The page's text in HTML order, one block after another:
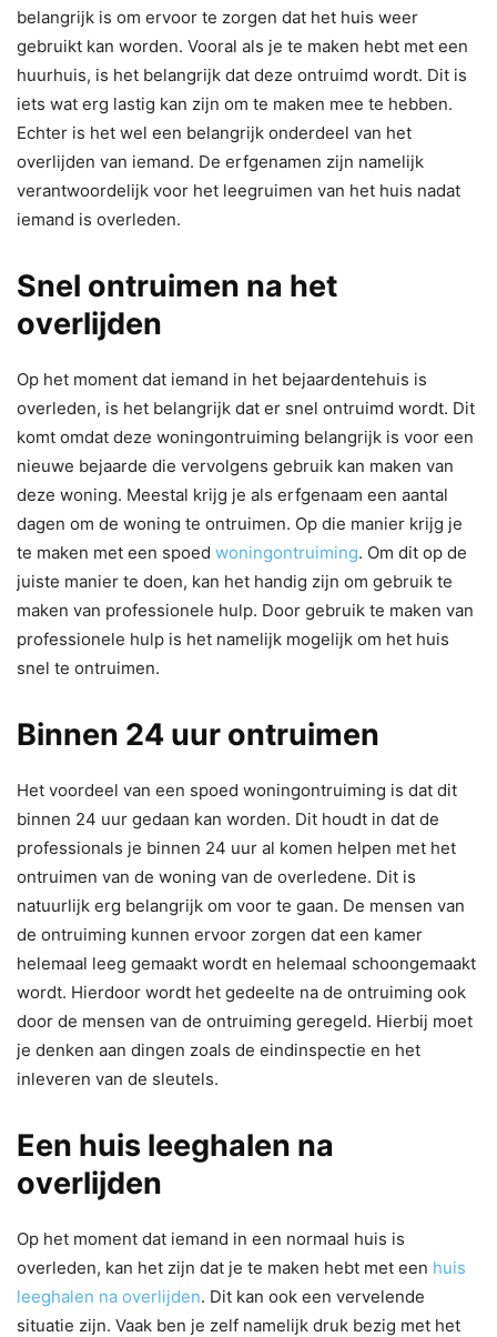
belangrijk is om ervoor te zorgen dat het huis weer
gebruikt kan worden. Vooral als je te maken hebt met een
huurhuis, is het belangrijk dat deze ontruimd wordt. Dit is
iets wat erg lastig kan zijn om te maken mee te hebben.
Echter is het wel een belangrijk onderdeel van het
overlijden van iemand. De erfgenamen zijn namelijk
verantwoordelijk voor het leegruimen van het huis nadat
iemand is overleden.
Snel ontruimen na het
overlijden
Op het moment dat iemand in het bejaardentehuis is
overleden, is het belangrijk dat er snel ontruimd wordt. Dit
komt omdat deze woningontruiming belangrijk is voor een
nieuwe bejaarde die vervolgens gebruik kan maken van
deze woning. Meestal krijg je als erfgenaam een aantal
dagen om de woning te ontruimen. Op die manier krijg je
te maken met een spoed woningontruiming. Om dit op de
juiste manier te doen, kan het handig zijn om gebruik te
maken van professionele hulp. Door gebruik te maken van
professionele hulp is het namelijk mogelijk om het huis
snel te ontruimen.
Binnen 24 uur ontruimen
Het voordeel van een spoed woningontruiming is dat dit
binnen 24 uur gedaan kan worden. Dit houdt in dat de
professionals je binnen 24 uur al komen helpen met het
ontruimen van de woning van de overledene. Dit is
natuurlijk erg belangrijk om voor te gaan. De mensen van
de ontruiming kunnen ervoor zorgen dat een kamer
helemaal leeg gemaakt wordt en helemaal schoongemaakt
wordt. Hierdoor wordt het gedeelte na de ontruiming ook
door de mensen van de ontruiming geregeld. Hierbij moet
je denken aan dingen zoals de eindinspectie en het
inleveren van de sleutels.
Een huis leeghalen na
overlijden
Op het moment dat iemand in een normaal huis is
overleden, kan het zijn dat je te maken hebt met een huis
leeghalen na overlijden. Dit kan ook een vervelende
situatie zijn. Vaak ben je zelf namelijk druk bezig met het